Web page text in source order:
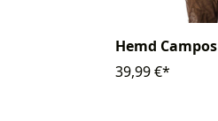
Hemd Campos
39,99 €*